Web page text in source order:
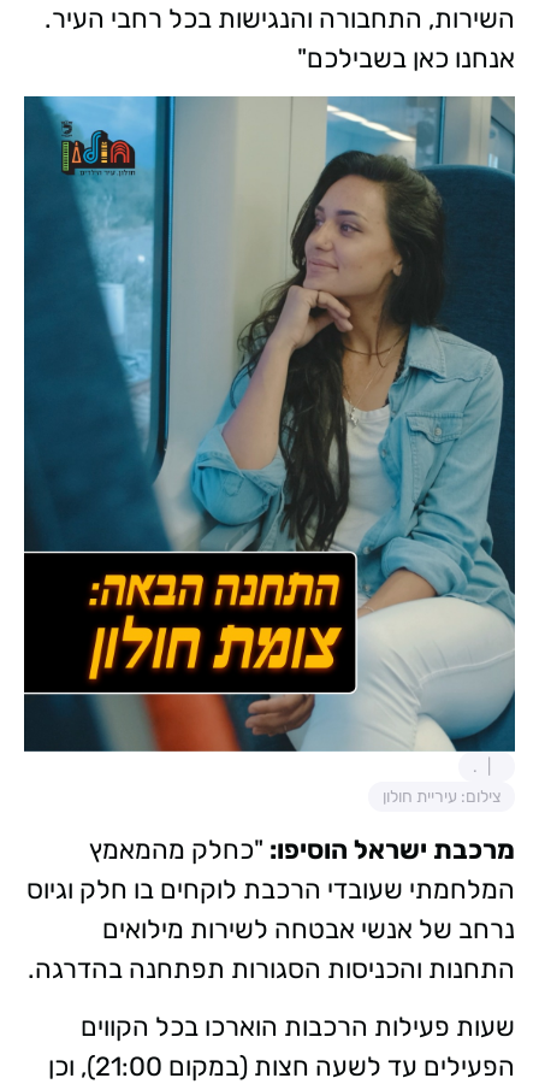
השירות, התחבורה והנגישות בכל רחבי העיר.
אנחנו כאן בשבילכם"
.
צילום: עיריית חולון
מרכבת ישראל הוסיפו: "כחלק מהמאמץ
המלחמתי שעובדי הרכבת לוקחים בו חלק וגיוס
נרחב של אנשי אבטחה לשירות מילואים
התחנות והכניסות הסגורות תפתחנה בהדרגה.
שעות פעילות הרכבות הוארכו בכל הקווים
הפעילים עד לשעה חצות (במקום 21:00), וכן